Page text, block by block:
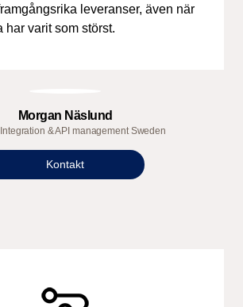
leveranser, även när
har varit som störst.
Morgan Näslund
& API management Sweden
Kontakt